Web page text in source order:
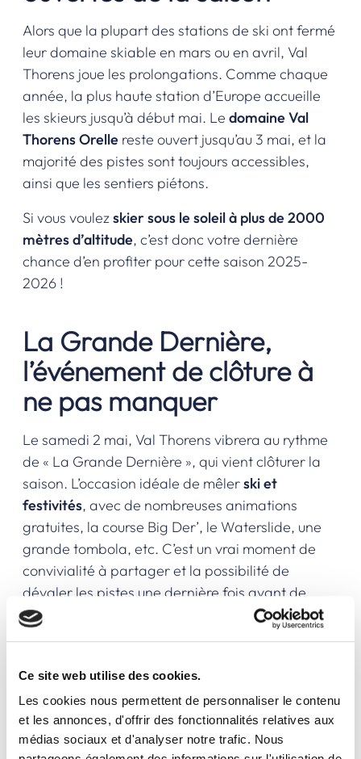
Ce site web utilise des cookies.
Les cookies nous permettent de personnaliser le contenu
et les annonces, d'offrir des fonctionnalités relatives aux
médias sociaux et d'analyser notre trafic. Nous
Alors que la plupart des stations de ski ont fermé
leur domaine skiable en mars ou en avril, Val
Thorens joue les prolongations. Comme chaque
année, la plus haute station d’Europe accueille
les skieurs jusqu’à début mai. Le domaine Val
Thorens Orelle reste ouvert jusqu’au 3 mai, et la
majorité des pistes sont toujours accessibles,
ainsi que les sentiers piétons.
Si vous voulezskier sous le soleil à plus de 2000
mètres d’altitude, c’est donc votre dernière
chance d’en profiter pour cette saison 2025-
2026 !
La Grande Dernière,
l’événement de clôture à
ne pas manquer
Le samedi 2 mai, Val Thorens vibrera au rythme
de « La Grande Dernière », qui vient clôturer la
saison. L’occasion idéale de mêlerski et
festivités, avec de nombreuses animations
gratuites, la course Big Der’, le Waterslide, une
grande tombola, etc. C’est un vrai moment de
convivialité à partager et la possibilité de
dévaler les pistes une dernière fois avant de
ranger les skis. Toutes les informations sont à
site web de l’Office de Tourisme
Et quand bien même vous ne seriez pas
disponible pour cet événement, vous avez
encore toute une semaine pour venir skier à Val
Tho!